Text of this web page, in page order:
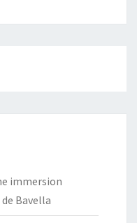
immersion
Bavella